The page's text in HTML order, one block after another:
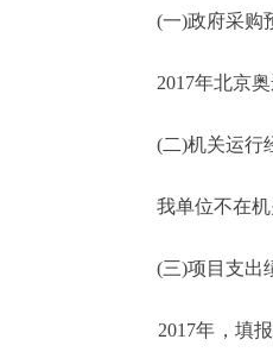
(一)政府采购
2017年北京奥
(二)机关运行
我单位不在机
(三)项目支出
2017年，填报